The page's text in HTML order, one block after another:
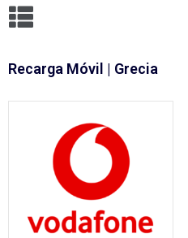
Recarga Móvil | Grecia